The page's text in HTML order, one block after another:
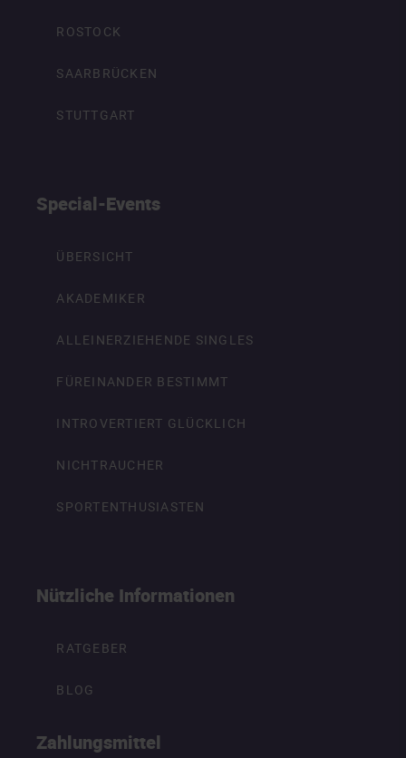
ROSTOCK
SAARBRÜCKEN
STUTTGART
Special-Events
ÜBERSICHT
AKADEMIKER
ALLEINERZIEHENDE SINGLES
FÜREINANDER BESTIMMT
INTROVERTIERT GLÜCKLICH
NICHTRAUCHER
SPORTENTHUSIASTEN
Nützliche Informationen
RATGEBER
BLOG
Zahlungsmittel